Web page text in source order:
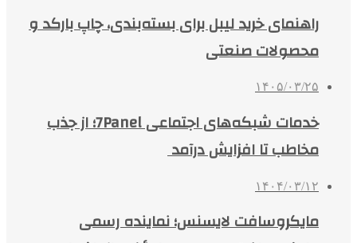
راهنمای خرید لیبل برای بسته‌بندی، چاپ بارکد و
محصولات صنعتی
۱۴۰۵/۰۳/۲۵
خدمات شبکه‌های اجتماعی 7Panel؛ از جذب
مخاطب تا افزایش درآمد
۱۴۰۴/۰۳/۱۲
مایکروسافت لایسنس؛ نماینده رسمی